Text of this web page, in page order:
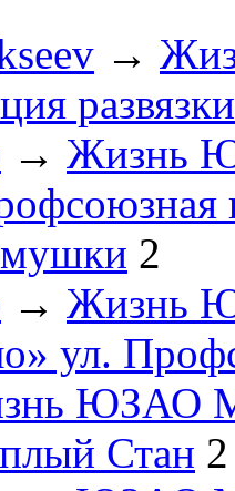
→
→ Жизнь
2
→ Жизнь
ул.
ЮЗАО
Стан 2